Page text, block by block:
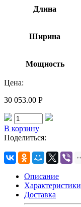
Длина
Ширина
Мощность
Цена:
30 053.00 Р
В корзину
Поделиться:
Описание
Характеристики
Доставка